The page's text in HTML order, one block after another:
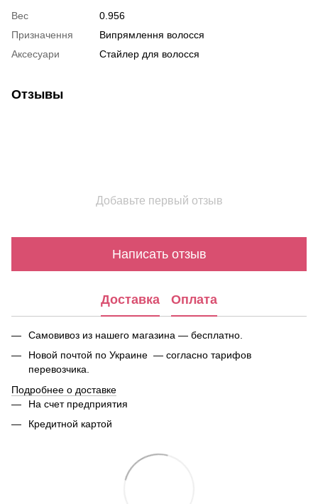
Вес
0.956
Призначення
Випрямлення волосся
Аксесуари
Стайлер для волосся
Отзывы
Добавьте первый отзыв
Написать отзыв
Доставка Оплата
Самовивоз из нашего магазина — бесплатно.
Новой почтой по Украине — согласно тарифов
перевозчика.
Подробнее о доставке
На счет предприятия
Кредитной картой